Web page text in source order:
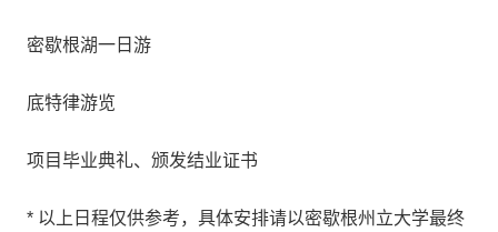
密歇根湖一日游
底特律游览
项目毕业典礼、颁发结业证书
* 以上日程仅供参考，具体安排请以密歇根州立大学最终